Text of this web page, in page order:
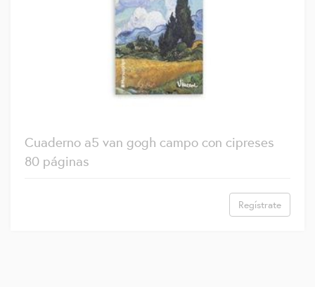
Cuaderno a5 van gogh campo con cipreses
80 páginas
Regístrate